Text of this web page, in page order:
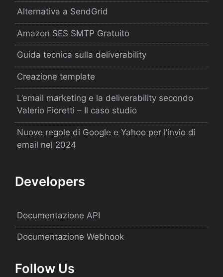
Alternativa a SendGrid
Amazon SES SMTP Gratuito
Guida tecnica sulla deliverability
Creazione template
L’email marketing e la deliverability secondo
Valerio Fioretti – Il caso studio
Nuove regole di Google e Yahoo per l’invio di
email nel 2024
Developers
Documentazione API
Documentazione Webhook
Follow Us